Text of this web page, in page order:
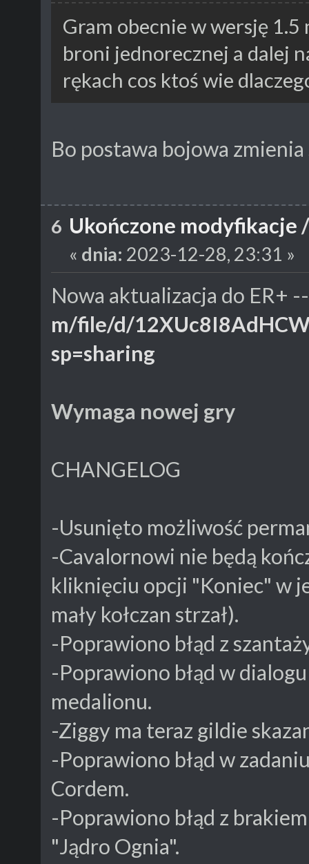
Gram obecnie w wersję
broni jednorecznej a dalej
rękach cos ktoś wie
Bo postawa bojowa
6 Ukończone modyfikacje
« dnia: 2023-12-28, 23:31 »
Nowa aktualizacja do ER+
m/file/d/
sp=sharing
Wymaga nowej gry
CHANGELOG
-Usunięto możliwość
-Cavalornowi nie będą
kliknięciu opcji "Koniec" w
mały kołczan strzał).
-Poprawiono błąd z
-Poprawiono błąd w
medalionu.
-Ziggy ma teraz gildie
-Poprawiono błąd w
Cordem.
-Poprawiono błąd z
"Jądro Ognia".